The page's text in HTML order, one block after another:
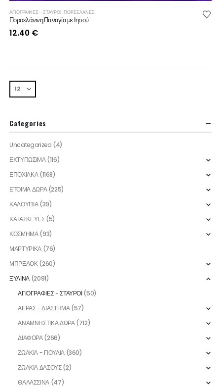
ΑΓΙΟΓΡΑΦΙΕΣ - ΣΤΑΥΡΟΙ,ΠΟΡΣΕΛΑΝΕΣ
Πορσελάνινη Παναγία με Ιησού
12.40 €
Categories
Uncategorized (4)
ΕΚΤΥΠΩΣΙΜΑ (116)
ΕΠΟΧΙΑΚΑ (1168)
ΕΤΟΙΜΑ ΔΩΡΑ (225)
ΚΑΛΟΥΠΙΑ (39)
ΚΑΤΑΣΚΕΥΕΣ (5)
ΚΟΣΜΗΜΑ(93)
ΜΑΡΤΥΡΙΚΑ (76)
ΜΠΡΕΛΟΚ(260)
ΞΥΛΙΝΑ (2091)
ΑΓΙΟΓΡΑΦΙΕΣ - ΣΤΑΥΡΟΙ(50)
ΑΕΡΑΣ - ΔΙΑΣΤΗΜΑ (57)
ΑΝΑΜΝΗΣΤΙΚΑ ΔΩΡΑ (712)
ΔΙΑΦΟΡΑ(266)
ΖΩΑΚΙΑ - ΠΟΥΛΙΑ (360)
ΖΩΑΚΙΑ ΔΑΣΟΥΣ(2)
ΘΑΛΑΣΣΙΝΑ (47)